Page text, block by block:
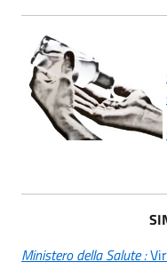
Ministero della Salute :